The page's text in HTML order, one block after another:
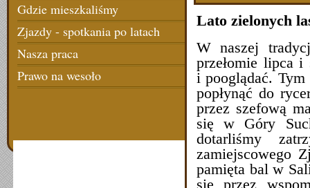
Gdzie mieszkaliśmy
Zjazdy - spotkania po latach
Nasza praca
Prawo na wesoło
Lato zielonych
W naszej
przełomie lipca
i pooglądać.
popłynąć do
przez szefową
się w Góry
dotarliśmy
zamiejscowego
pamięta bal w
się przez